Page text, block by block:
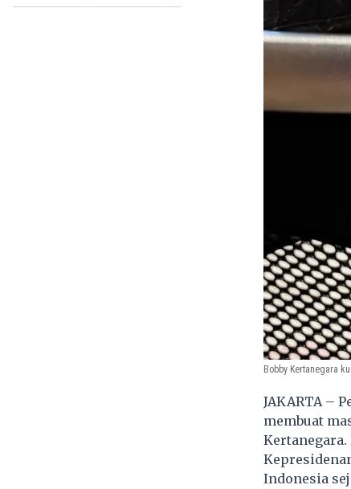
Bobby Kertanegara
JAKARTA –
membuat
Indonesia